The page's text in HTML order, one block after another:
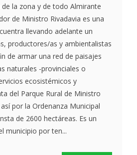
la zona y de todo Almirante
de Ministro Rivadavia es una
llevando adelante un
productores/as y ambientalistas
de armar una red de paisajes
naturales -provinciales o
ecosistémicos y
del Parque Rural de Ministro
por la Ordenanza Municipal
de 2600 hectáreas. Es un
municipio por ten...